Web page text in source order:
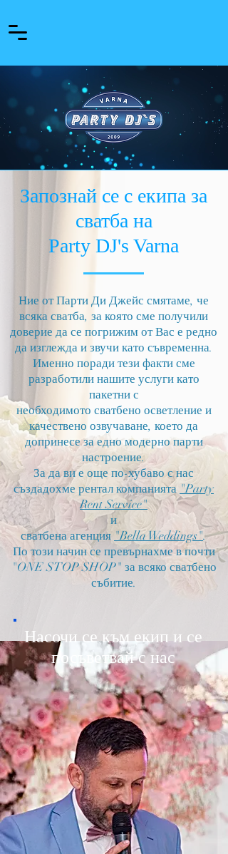
Запознай се с екипа за
сватба на
Party DJ's Varna
Ние от Парти Ди Джейс смятаме, че
всяка сватба, за която сме получили
доверие да се погрижим от Вас е редно
да изглежда и звучи като съвременна.
Именно поради тези факти сме
разработили нашите услуги като
пакетни с
необходимото сватбено осветление и
качествено озвучаване, което да
допринесе за едно модерно парти
настроение.
За да ви е още по-хубаво с нас
създадохме рентал компанията "Party
Rent Service"
и
сватбена агенция "Bella Weddings".
По този начин се превърнахме в почти
"ONE STOP SHOP" за всяко сватбено
събитие.
Насочи се към екип и се
посъветвай с нас